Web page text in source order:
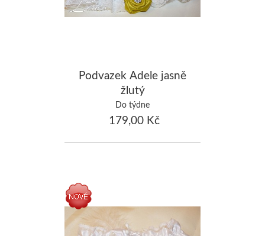
Podvazek Adele jasně
žlutý
Do týdne
179,00 Kč